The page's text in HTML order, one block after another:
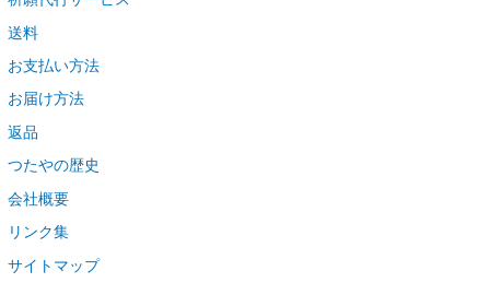
送料
お支払い方法
お届け方法
返品
つたやの歴史
会社概要
リンク集
サイトマップ